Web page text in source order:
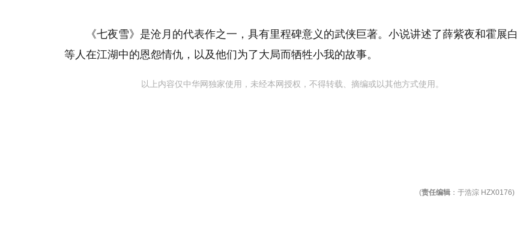
《七夜雪》是沧月的代表作之一，具有里程碑意义的武侠巨著。小说讲述了薛紫夜和霍展白
等人在江湖中的恩怨情仇，以及他们为了大局而牺牲小我的故事‌。
以上内容仅中华网独家使用，未经本网授权，不得转载、摘编或以其他方式使用。
(责任编辑 ：于浩淙 HZX0176)